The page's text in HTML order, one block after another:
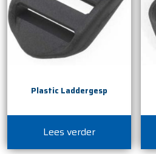
Plastic Laddergesp
Lees verder